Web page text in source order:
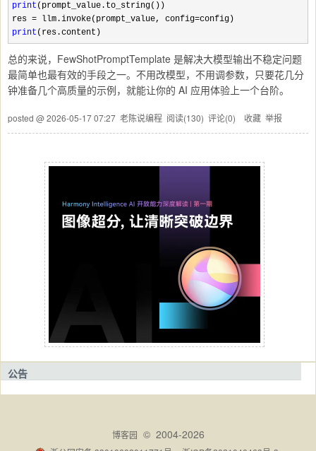
print (prompt_value.to_string())
res = llm.invoke(prompt_value, config=
print (res.content)
总的来说，FewShotPromptTemplate 是解决大模型输出不稳定问题
最简单也最有效的手段之一。不用改模型，不用调参数，只要花几分
钟准备几个高质量的示例，就能让你的 AI 应用体验上一个台阶。
posted @2026-05-17 07:27 老陈说编程 阅读(130) 评论(0) 收藏 举报
公告
博客园 © 2004-2026